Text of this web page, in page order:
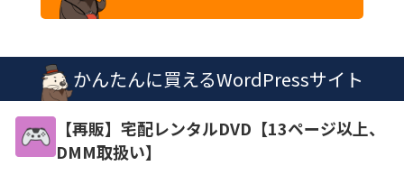
かんたんに買えるWordPressサイト
【再販】宅配レンタルDVD【13ページ以上、
DMM取扱い】